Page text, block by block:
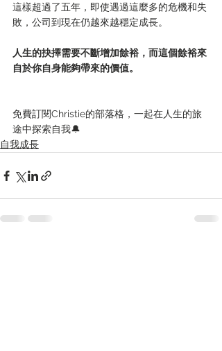
這樣超過了五年，即使遇過這麼多的危機和失
敗，公司到現在仍越來越穩定成長。
人生的抉擇需要不斷增加餘裕，而這個餘裕來
自於你自身能夠帶來的價值。
免費訂閱Christie的部落格，一起在人生的旅
途中探索自我🔔
自我成長